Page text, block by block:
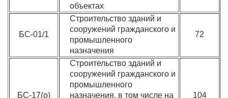
объектах
БС-01/1
Строительство зданий и
сооружений гражданского и
промышленного
назначения
72
БС-17(о)
Строительство зданий и
сооружений гражданского и
промышленного
назначения, в том числе на
104